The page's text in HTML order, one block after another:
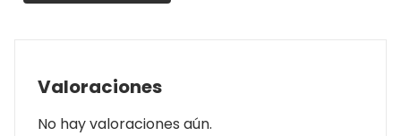
Valoraciones
No hay valoraciones aún.